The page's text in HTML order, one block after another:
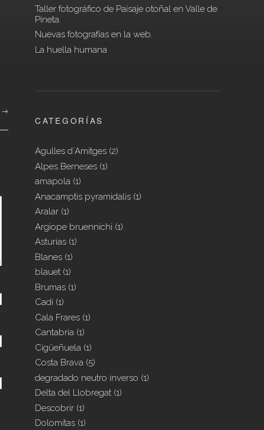
→
Taller fotográfico de Paisaje otoñal en Valle de
Pineta.
Nuevas fotografías en la web.
La huella humana
CATEGORÍAS
Agulles d´Amitges (2)
Alpes Berneses (1)
amapola (1)
Anacamptis pyramidalis (1)
Aralar (1)
Argiope bruennichi (1)
Asturias (1)
Blanes (1)
blauet (1)
Brumas (1)
Cadí (1)
Cala Frares (1)
Cantabria (1)
Cigüeñuela (1)
Costa Brava (5)
degradado neutro inverso (1)
Delta del Llobregat (1)
Descobrir (1)
Dolomitas (1)